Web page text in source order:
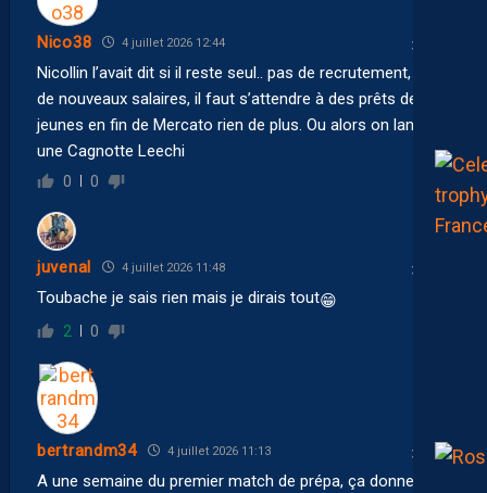
Nico38 4 juillet 2026 12:44
Nicollin l’avait dit si il reste seul.. pas de recrutement, pas
de nouveaux salaires, il faut s’attendre à des prêts de
jeunes en fin de Mercato rien de plus. Ou alors on lance
une Cagnotte Leechi
0 0
juvenal 4 juillet 2026 11:48
Toubache je sais rien mais je dirais tout😁
2 0
bertrandm34 4 juillet 2026 11:13
A une semaine du premier match de prépa, ça donnerait